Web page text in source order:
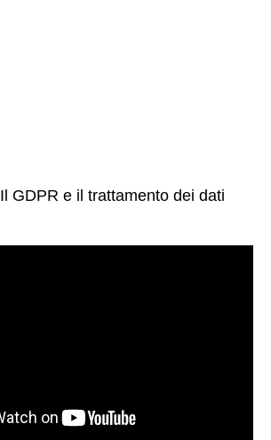
GDPR e il trattamento dei dati